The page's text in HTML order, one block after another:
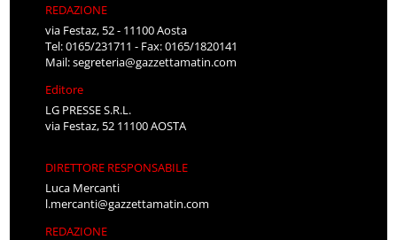
REDAZIONE
via Festaz, 52 - 11100 Aosta
Tel: 0165/231711 - Fax: 0165/1820141
Mail:segreteria@gazzettamatin.com
Editore
LG PRESSE S.R.L.
via Festaz, 52 11100 AOSTA
DIRETTORE RESPONSABILE
Luca Mercanti
l.mercanti@gazzettamatin.com
REDAZIONE